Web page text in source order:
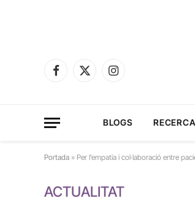
Facebook
X
Instagram
BLOGS
Portada » Per l’empatia i col·laboració entre
ACTUALITAT